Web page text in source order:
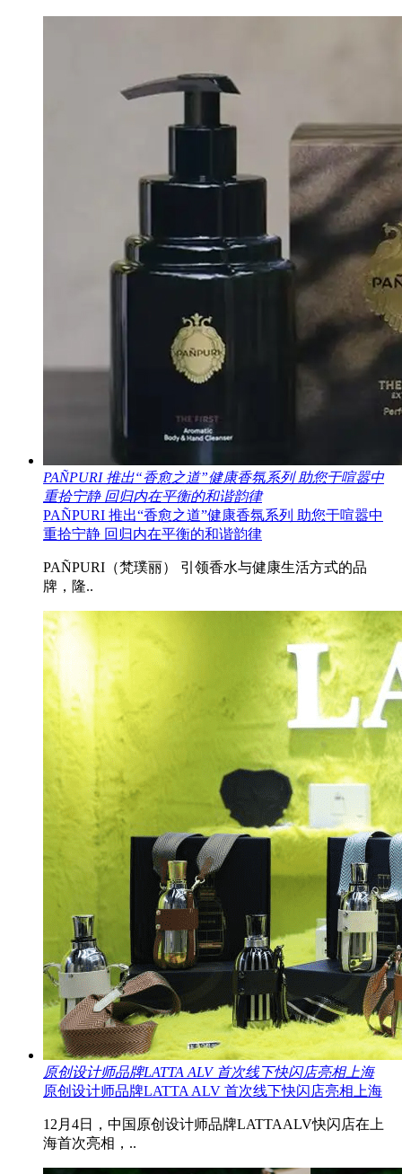
PAÑPURI 推出“香愈之道”健康⾹氛系列 助您于喧嚣中
重拾宁静 回归内在平衡的和谐韵律
PAÑPURI 推出“香愈之道”健康⾹氛系列 助您于喧嚣中
重拾宁静 回归内在平衡的和谐韵律
PAÑPURI（梵璞丽） 引领香水与健康生活方式的品
牌，隆..
原创设计师品牌LATTA ALV 首次线下快闪店亮相上海
原创设计师品牌LATTA ALV 首次线下快闪店亮相上海
12月4日，中国原创设计师品牌LATTAALV快闪店在上
海首次亮相，..